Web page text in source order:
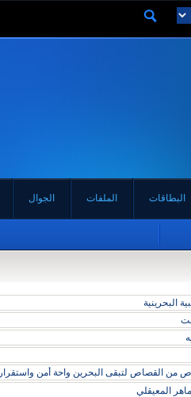
البطاقات الملفات الجوال
البحرينية
من القصاص لتبقى البحرين واحة أمن واستقرار
المعيقلي